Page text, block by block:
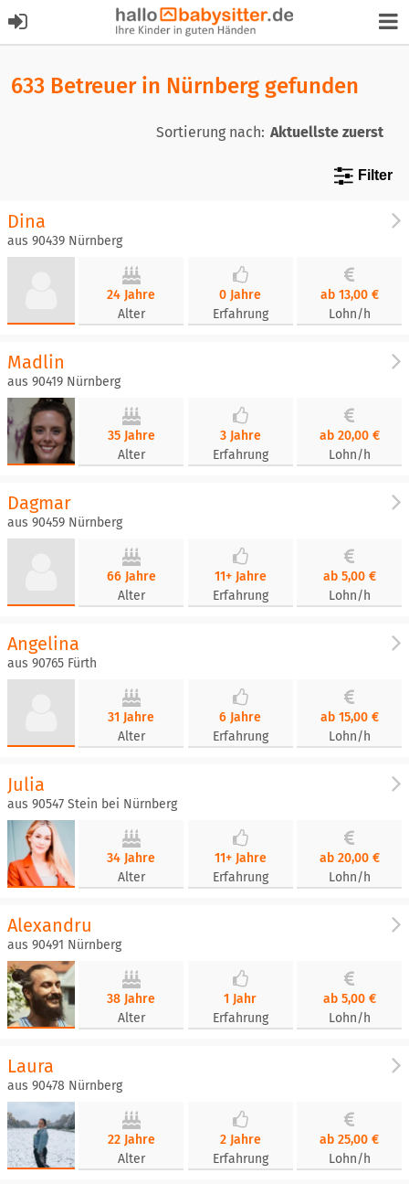
633 Betreuer in Nürnberg gefunden
Sortierung nach:
Filter
Dina
aus 90439 Nürnberg
24 Jahre
Alter
0 Jahre
Erfahrung
ab 13,00 €
Lohn/h
Madlin
aus 90419 Nürnberg
35 Jahre
Alter
3 Jahre
Erfahrung
ab 20,00 €
Lohn/h
Dagmar
aus 90459 Nürnberg
66 Jahre
Alter
11+ Jahre
Erfahrung
ab 5,00 €
Lohn/h
Angelina
aus 90765 Fürth
31 Jahre
Alter
6 Jahre
Erfahrung
ab 15,00 €
Lohn/h
Julia
aus 90547 Stein bei Nürnberg
34 Jahre
Alter
11+ Jahre
Erfahrung
ab 20,00 €
Lohn/h
Alexandru
aus 90491 Nürnberg
38 Jahre
Alter
1 Jahr
Erfahrung
ab 5,00 €
Lohn/h
Laura
aus 90478 Nürnberg
22 Jahre
Alter
2 Jahre
Erfahrung
ab 25,00 €
Lohn/h